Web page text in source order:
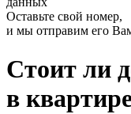
Оставьте свой номер,
и мы отправим его
Стоит ли
в